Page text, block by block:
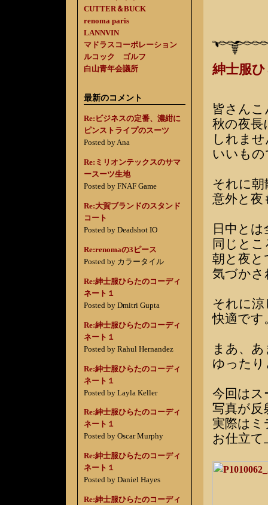
CUTTER＆BUCK
renoma paris
LANNVIN
マドラスコーポレーション
ルコック ゴルフ
白山青年会議所
最新のコメント
Re:ビジネスの定番、濃紺に
ピンストライプのスーツ
Posted by Ana
Re:ミリオンテックスのサマ
ースーツ生地
Posted by FNAF Game
Re:大賀ブランドのスタンド
コート
Posted by Deadshot IO
Re:renomaの3ピース
Posted by カラータイル
Re:紳士服ひらたのコーディ
ネート１
Posted by Dmitri Gupta
Re:紳士服ひらたのコーディ
ネート１
Posted by Rahul Hernandez
Re:紳士服ひらたのコーディ
ネート１
Posted by Layla Keller
Re:紳士服ひらたのコーディ
ネート１
Posted by Oscar Murphy
Re:紳士服ひらたのコーディ
ネート１
Posted by Daniel Hayes
Re:紳士服ひらたのコーディ
紳士服
皆さん
秋の夜長
しれま
いいも
それに
意外と夜
日中と
同じと
朝と夜と
気づか
それに
快適です
まあ、
ゆった
今回はス
写真が反
実際は
お仕立て